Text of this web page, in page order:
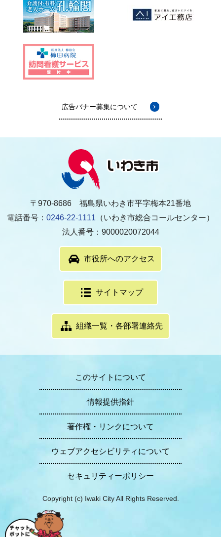
広告バナー募集について
〒970-8686 福島県いわき市平字梅本21番地
電話番号： 0246-22-1111 （いわき市総合コールセンター）
法人番号：9000020072044
市役所へのアクセス
サイトマップ
組織一覧・各部署連絡先
このサイトについて
情報提供指針
著作権・リンクについて
ウェブアクセシビリティについて
セキュリティーポリシー
Copyright (c) Iwaki City All Rights Reserved.